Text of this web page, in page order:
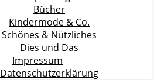
Bücher
Kindermode & Co.
Schönes & Nützliches
Dies und Das
Impressum
Datenschutzerklärung